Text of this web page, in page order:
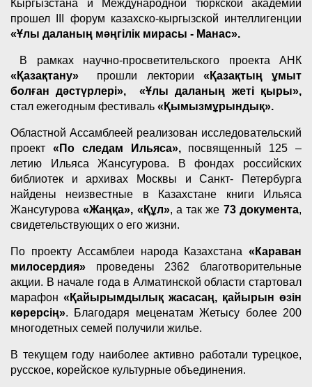
Кыргызстана и Международной тюркской академии
прошел III форум казахско-кыргызской интеллигенции
«Ұлы даланың мәңгілік мирасы - Манас».
В рамках научно-просветительского проекта АНК
«Қазақтану» прошли лектории «Қазақтың ұмыт
болған дәстүрлері», «Ұлы даланың жеті қыры»,
стал ежегодным фестиваль «Қымызмұрындық».
Областной Ассамблеей реализован исследовательский
проект «По следам Ильяса»,посвященный 125 –
летию Ильяса Жансугурова. В фондах российских
библиотек и архивах Москвы и Санкт- Петербурга
найдены неизвестные в Казахстане книги Ильяса
Жансугурова«Жаңқа», «Құл», а так же 73 документа,
свидетельствующих о его жизни.
По проекту Ассамблеи народа Казахстана «Караван
милосердия» проведены 2362 благотворительные
акции. В начале года в Алматинской области стартовал
марафон «Қайырымдылық жасасаң, қайырын өзін
көрерсің». Благодаря меценатам Жетысу более 200
многодетных семей получили жилье.
В текущем году наиболее активно работали турецкое,
русское, корейское культурные объединения.